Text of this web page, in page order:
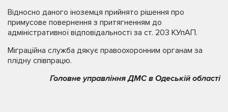
Відносно даного іноземця прийнято рішення про
примусове повернення з притягненням до
адміністративної відповідальності за ст. 203 КУпАП.
Міграційна служба дякує правоохоронним органам за
плідну співпрацю.
Головне управління ДМС в Одеській області